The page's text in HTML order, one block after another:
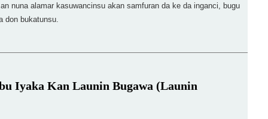
nuna alamar kasuwancinsu akan samfuran da ke da inganci, bugu
don bukatunsu.
Iyaka Kan Launin Bugawa (Launin